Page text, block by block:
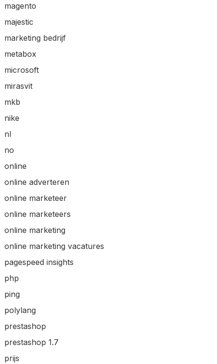
magento
majestic
marketing bedrijf
metabox
microsoft
mirasvit
mkb
nike
nl
no
online
online adverteren
online marketeer
online marketeers
online marketing
online marketing vacatures
pagespeed insights
php
ping
polylang
prestashop
prestashop 1.7
prijs